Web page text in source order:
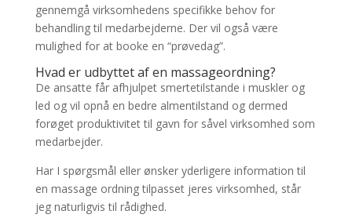
gennemgå virksomhedens specifikke behov for
behandling til medarbejderne. Der vil også være
mulighed for at booke en “prøvedag”.
Hvad er udbyttet af en massageordning?
De ansatte får afhjulpet smertetilstande i muskler og
led og vil opnå en bedre almentilstand og dermed
forøget produktivitet til gavn for såvel virksomhed som
medarbejder.
Har I spørgsmål eller ønsker yderligere information til
en massage ordning tilpasset jeres virksomhed, står
jeg naturligvis til rådighed.